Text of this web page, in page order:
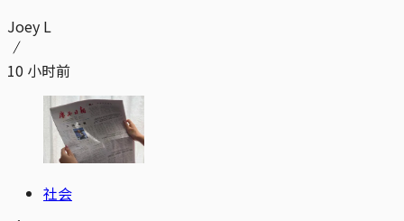
Joey L
10 小时前
社会